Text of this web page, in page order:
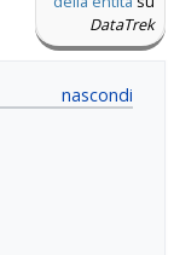
DataTrek